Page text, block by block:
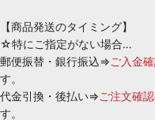
【商品発送のタイミング】
☆特にご指定がない場合…
郵便振替・銀行振込⇒ご入金
す。
代金引換・後払い⇒ご注文確
す。